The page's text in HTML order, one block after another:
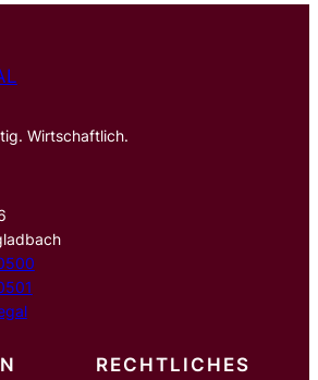
Wirtschaftlich.
RECHTLICHES